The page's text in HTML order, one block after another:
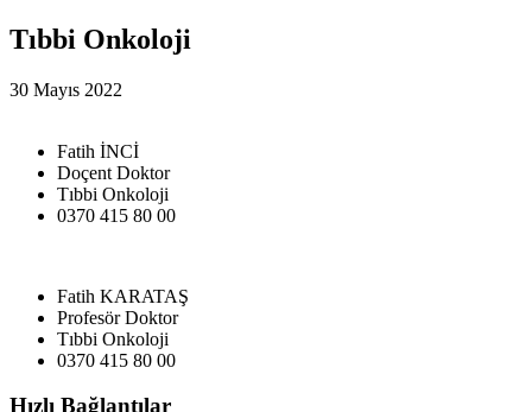
Tıbbi Onkoloji
30 Mayıs 2022
Fatih İNCİ
Doçent Doktor
Tıbbi Onkoloji
0370 415 80 00
Fatih KARATAŞ
Profesör Doktor
Tıbbi Onkoloji
0370 415 80 00
Hızlı Bağlantılar